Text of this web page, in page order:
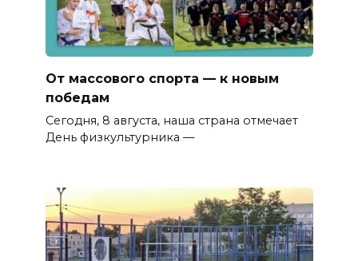
От массового спорта — к новым
победам
Сегодня, 8 августа, наша страна отмечает
День физкультурника —